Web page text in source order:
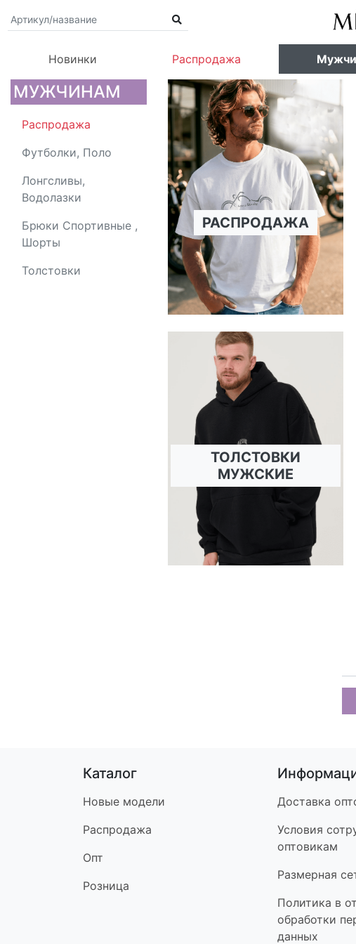
Новинки Распродажа
МУЖЧИНАМ
Распродажа
Футболки, Поло
Лонгсливы,
Водолазки
Брюки Спортивные ,
Шорты
Толстовки
РАСПРОДАЖА
ТОЛСТОВКИ
МУЖСКИЕ
Каталог
Новые модели
Распродажа
Опт
Розница
Доставка
Условия
оптовикам
Размерная
Политика в
обработки
данных